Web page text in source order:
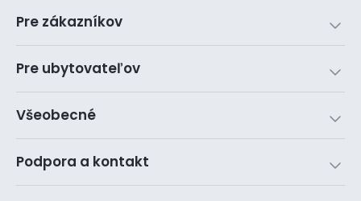
Pre zákazníkov
Pre ubytovateľov
Všeobecné
Podpora a kontakt